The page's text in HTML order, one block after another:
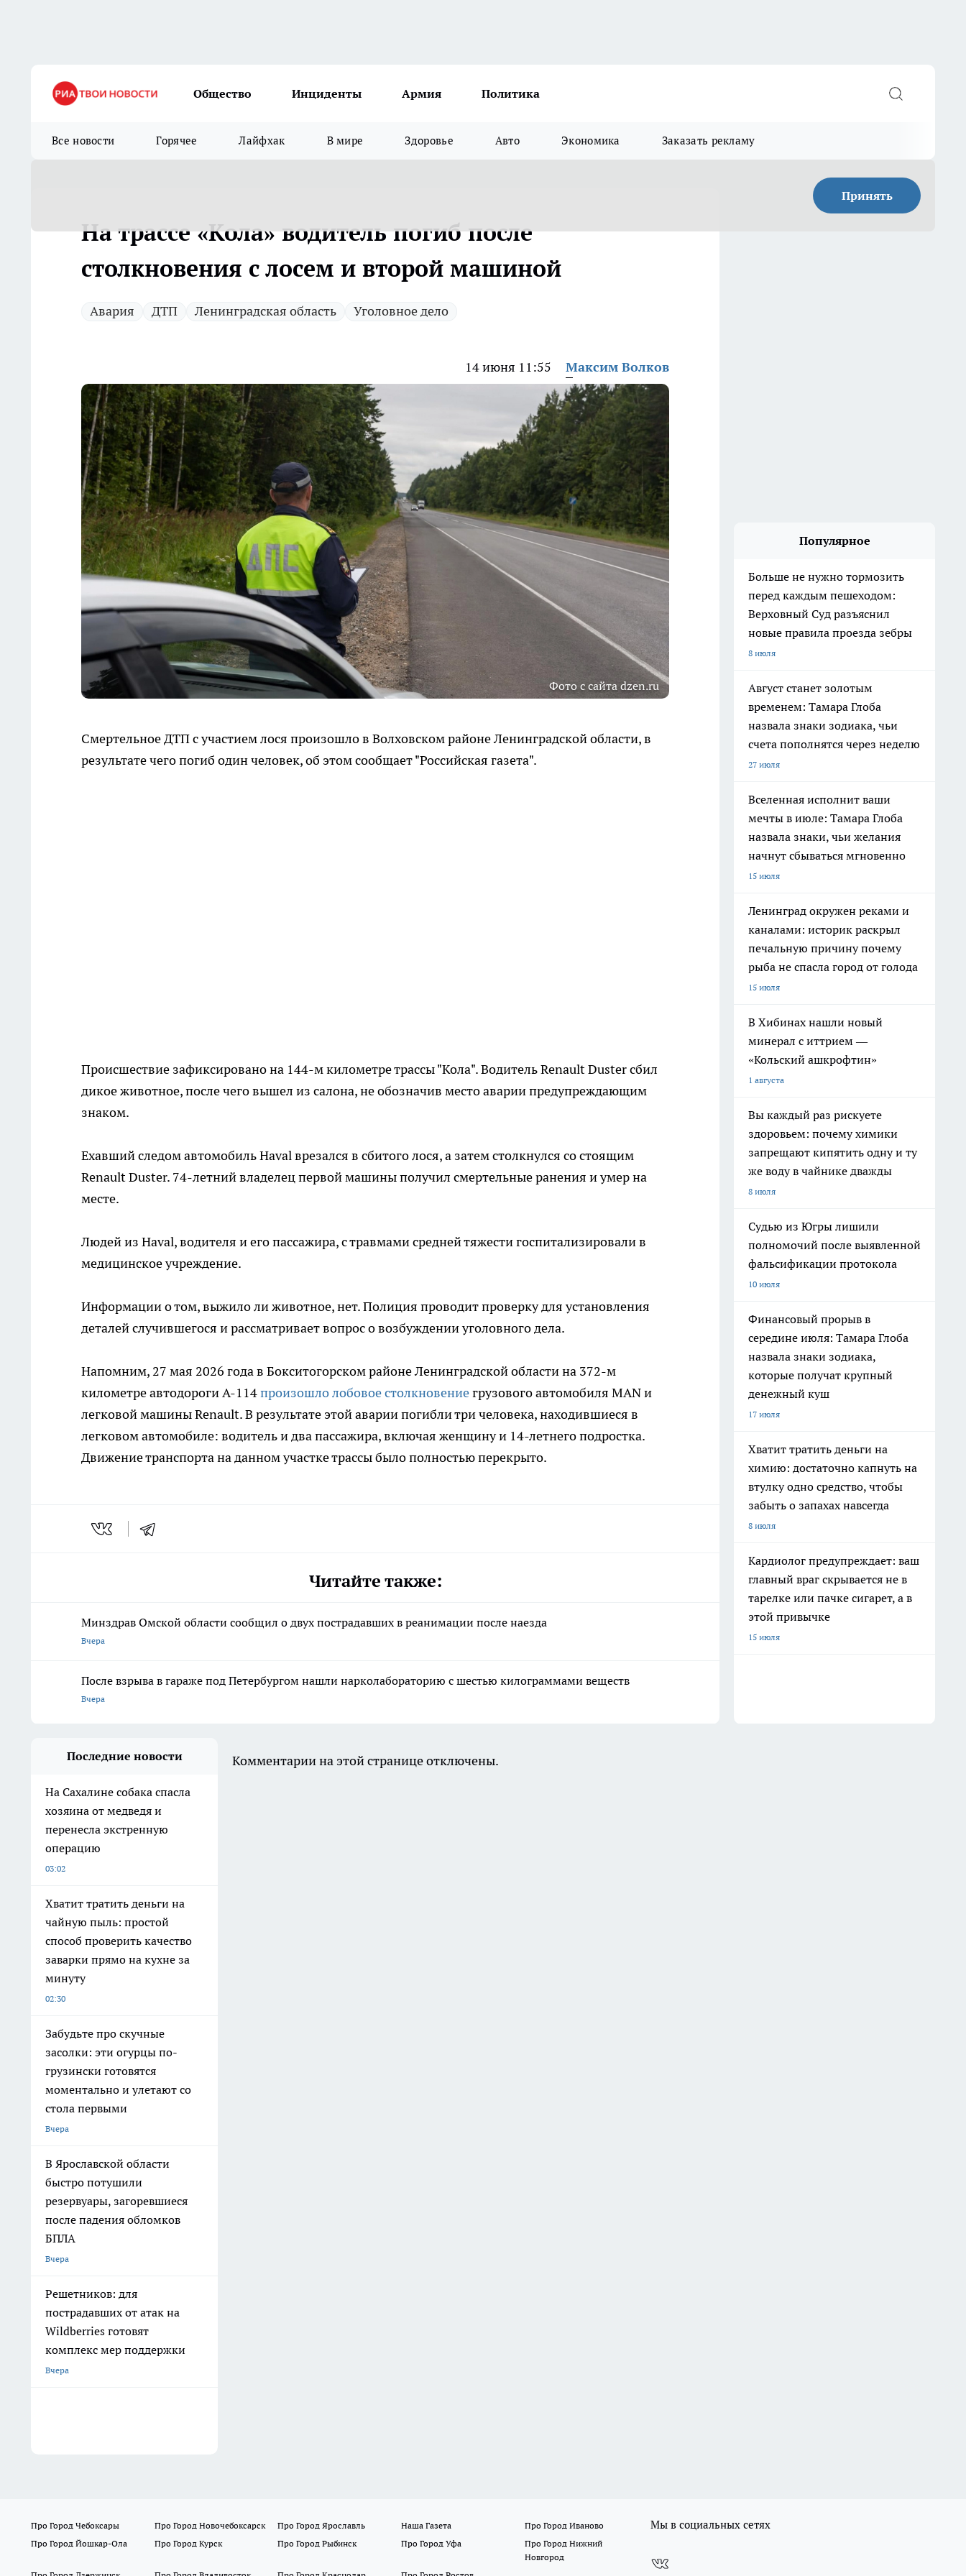
Общество Инциденты Армия Политика
Все новости Горячее Лайфхак В мире Здоровье Авто Экономика Заказать рекламу
Принять
На трассе «Кола» водитель погиб после
столкновения с лосем и второй машиной
Авария ДТП Ленинградская область Уголовное дело
14 июня 11:55 Максим Волков
Фото с сайта dzen.ru
Смертельное ДТП с участием лося произошло в Волховском районе Ленинградской области, в
результате чего погиб один человек, об этом сообщает "Российская газета".
Происшествие зафиксировано на 144-м километре трассы "Кола". Водитель Renault Duster сбил
дикое животное, после чего вышел из салона, не обозначив место аварии предупреждающим
знаком.
Ехавший следом автомобиль Haval врезался в сбитого лося, а затем столкнулся со стоящим
Renault Duster. 74-летний владелец первой машины получил смертельные ранения и умер на
месте.
Людей из Haval, водителя и его пассажира, с травмами средней тяжести госпитализировали в
медицинское учреждение.
Информации о том, выжило ли животное, нет. Полиция проводит проверку для установления
деталей случившегося и рассматривает вопрос о возбуждении уголовного дела.
Напомним, 27 мая 2026 года в Бокситогорском районе Ленинградской области на 372-м
километре автодороги А-114произошло лобовое столкновениегрузового автомобиля MAN и
легковой машины Renault. В результате этой аварии погибли три человека, находившиеся в
легковом автомобиле: водитель и два пассажира, включая женщину и 14-летнего подростка.
Движение транспорта на данном участке трассы было полностью перекрыто.
Читайте также:
Минздрав Омской области сообщил о двух пострадавших в реанимации после наезда
Вчера
После взрыва в гараже под Петербургом нашли нарколабораторию с шестью килограммами веществ
Вчера
Популярное
Больше не нужно тормозить
перед каждым пешеходом:
Верховный Суд разъяснил
новые правила проезда зебры
8 июля
Август станет золотым
временем: Тамара Глоба
назвала знаки зодиака, чьи
счета пополнятся через неделю
27 июля
Вселенная исполнит ваши
мечты в июле: Тамара Глоба
назвала знаки, чьи желания
начнут сбываться мгновенно
15 июля
Ленинград окружен реками и
каналами: историк раскрыл
печальную причину почему
рыба не спасла город от голода
15 июля
В Хибинах нашли новый
минерал с иттрием —
«Кольский ашкрофтин»
1 августа
Вы каждый раз рискуете
здоровьем: почему химики
запрещают кипятить одну и ту
же воду в чайнике дважды
8 июля
Судью из Югры лишили
полномочий после выявленной
фальсификации протокола
10 июля
Финансовый прорыв в
середине июля: Тамара Глоба
назвала знаки зодиака,
которые получат крупный
денежный куш
17 июля
Хватит тратить деньги на
химию: достаточно капнуть на
втулку одно средство, чтобы
забыть о запахах навсегда
8 июля
Кардиолог предупреждает: ваш
главный враг скрывается не в
тарелке или пачке сигарет, а в
этой привычке
15 июля
Последние новости
На Сахалине собака спасла
хозяина от медведя и
перенесла экстренную
операцию
03:02
Хватит тратить деньги на
чайную пыль: простой
способ проверить качество
заварки прямо на кухне за
минуту
02:30
Забудьте про скучные
засолки: эти огурцы по-
грузински готовятся
моментально и улетают со
стола первыми
Вчера
В Ярославской области
быстро потушили
резервуары, загоревшиеся
после падения обломков
БПЛА
Вчера
Решетников: для
пострадавших от атак на
Wildberries готовят
комплекс мер поддержки
Вчера
Комментарии на этой странице отключены.
Про Город Чебоксары Про Город Новочебоксарск Про Город Ярославль Наша Газета
Про Город Иваново
Про Город Йошкар-Ола
Про Город Курск Про Город Рыбинск Про Город Уфа
Про Город Нижний
Новгород
Мы в социальных сетях